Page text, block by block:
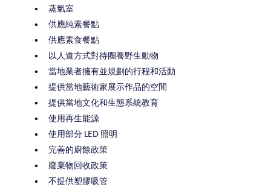
蒸氣室
供應純素餐點
供應素食餐點
以人道方式對待圈養野生動物
當地業者擁有並規劃的行程和活動
提供當地藝術家展示作品的空間
提供當地文化和生態系統教育
使用再生能源
使用部分 LED 照明
完善的廚餘政策
廢棄物回收政策
不提供塑膠吸管